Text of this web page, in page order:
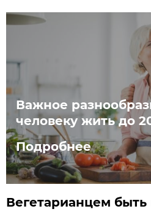
Важное
человеку жить до
Подробнее
Вегетарианцем быть